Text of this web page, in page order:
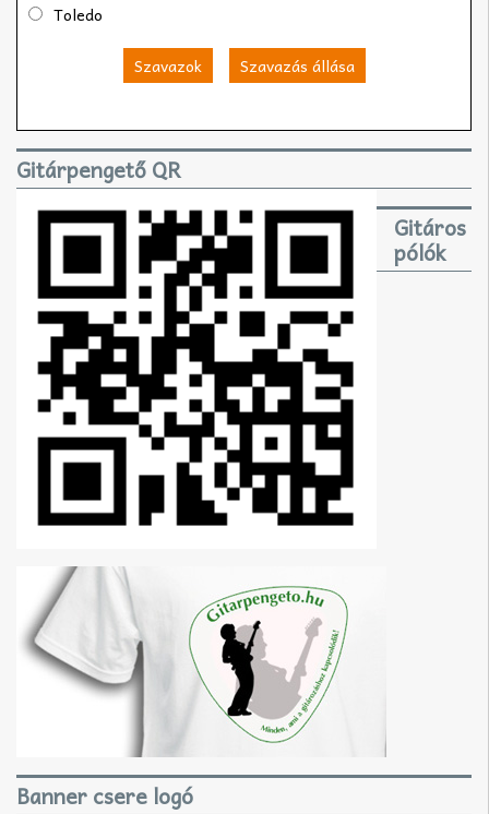
Toledo
Szavazok Szavazás állása
Gitárpengető QR
Gitáros
pólók
Banner csere logó